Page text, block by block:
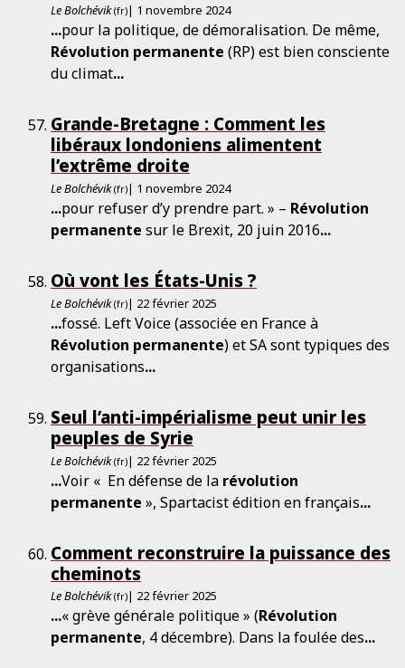
Le Bolchévik (fr)| 1 novembre 2024
...pour la politique, de démoralisation. De même,
Révolution permanente (RP) est bien consciente
du climat...
Grande-Bretagne : Comment les
libéraux londoniens alimentent
l’extrême droite
Le Bolchévik (fr)| 1 novembre 2024
...pour refuser d’y prendre part. » – Révolution
permanente sur le Brexit, 20 juin 2016...
Où vont les États-Unis ?
Le Bolchévik (fr)| 22 février 2025
...fossé. Left Voice (associée en France à
Révolution permanente) et SA sont typiques des
organisations...
Seul l’anti-­impérialisme peut unir les
peuples de Syrie
Le Bolchévik (fr)| 22 février 2025
...Voir « En défense de la révolution
permanente », Spartacist édition en français...
Comment reconstruire la puissance des
cheminots
Le Bolchévik (fr)| 22 février 2025
...« grève générale politique » (Révolution
permanente, 4 décembre). Dans la foulée des...